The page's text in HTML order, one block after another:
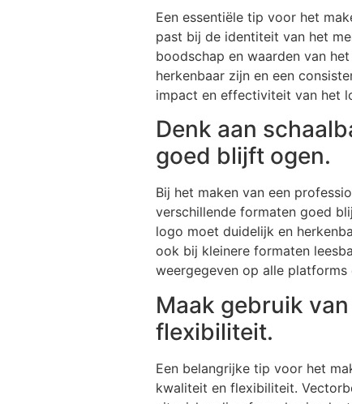
Een essentiële tip voor het
past bij de identiteit van het
boodschap en waarden van
herkenbaar zijn en een
impact en effectiviteit van het
Denk aan
goed blijft ogen.
Bij het maken van een
verschillende formaten goed
logo moet duidelijk en
ook bij kleinere formaten
weergegeven op alle platforms
Maak gebruik
flexibiliteit.
Een belangrijke tip voor het
kwaliteit en flexibiliteit.